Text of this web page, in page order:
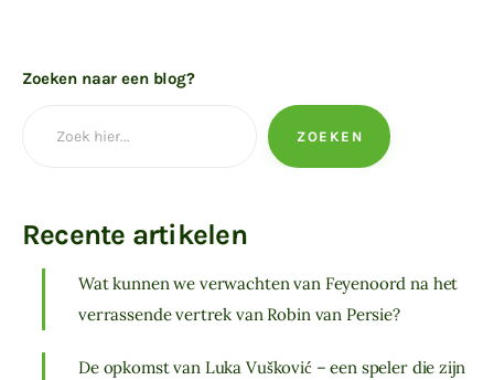
Zoeken naar een blog?
ZOEKEN
Recente artikelen
Wat kunnen we verwachten van Feyenoord na het
verrassende vertrek van Robin van Persie?
De opkomst van Luka Vušković – een speler die zijn